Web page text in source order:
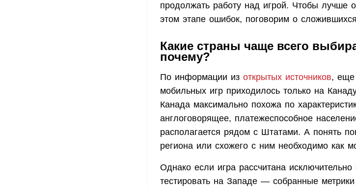
продолжать работу над игрой. Чтобы лучше
этом этапе ошибок, поговорим о
Какие страны чаще всего
почему?
По информации из открытых источников, еще
мобильных игр приходилось только на
Канада максимально похожа по
англоговорящее, платежеспособное
располагается рядом с Штатами. А понять
региона или схожего с ним необходимо как
Однако если игра рассчитана
тестировать на Западе — собранные метрики